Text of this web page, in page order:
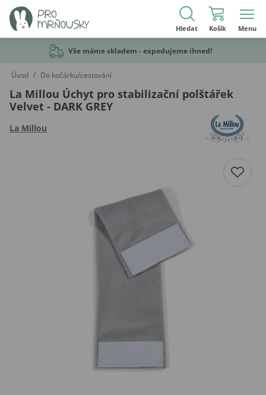
Hledat Košík Menu
Vše máme skladem - expedujeme ihned!
Úvod / Do kočárku/cestování
La Millou Úchyt pro stabilizační polštářek
Velvet - DARK GREY
La Millou